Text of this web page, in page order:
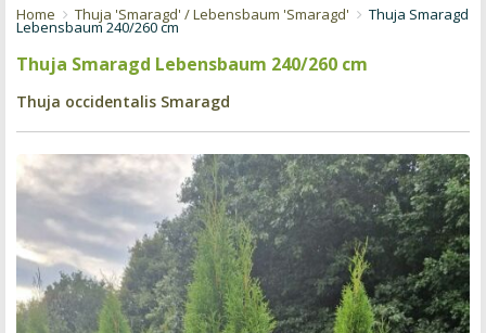
Home Thuja 'Smaragd' / Lebensbaum 'Smaragd' Thuja Smaragd
Lebensbaum 240/260 cm
Thuja Smaragd Lebensbaum 240/260 cm
Thuja occidentalis Smaragd